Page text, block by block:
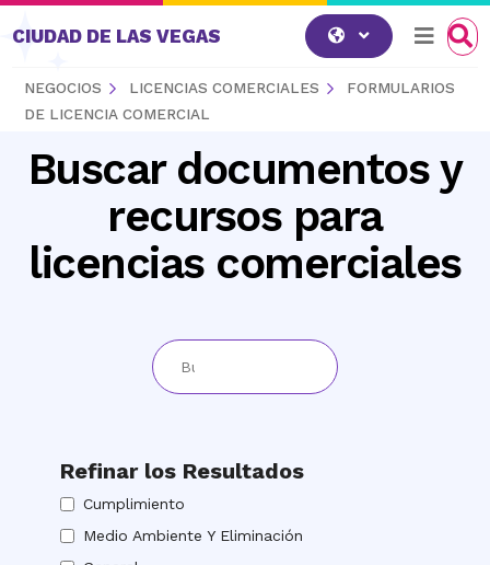
Saltar al contenido
CIUDAD DE LAS VEGAS
NEGOCIOS LICENCIAS COMERCIALES
FORMULARIOS
DE LICENCIA COMERCIAL
Buscar documentos y
recursos para
licencias comerciales
Refinar los Resultados
Cumplimiento
Cumplimiento
Medio
Medio Ambiente Y Eliminación